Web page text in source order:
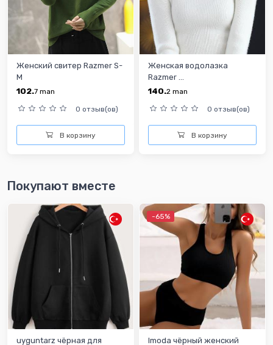
Женский свитер Razmer S-
M
102.7 man
0 отзыв(ов)
В корзину
Женская водолазка
Razmer ...
140.2 man
0 отзыв(ов)
В корзину
Покупают вместе
uyguntarz чёрная для
-65%
Imoda чёрный женский